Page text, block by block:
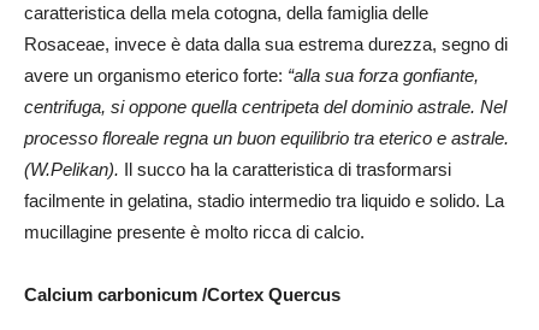
caratteristica della mela cotogna, della famiglia delle
Rosaceae, invece è data dalla sua estrema durezza, segno di
avere un organismo eterico forte: “alla sua forza gonfiante,
centrifuga, si oppone quella centripeta del dominio astrale. Nel
processo floreale regna un buon equilibrio tra eterico e astrale.
(W.Pelikan). Il succo ha la caratteristica di trasformarsi
facilmente in gelatina, stadio intermedio tra liquido e solido. La
mucillagine presente è molto ricca di calcio.
Calcium carbonicum /Cortex Quercus